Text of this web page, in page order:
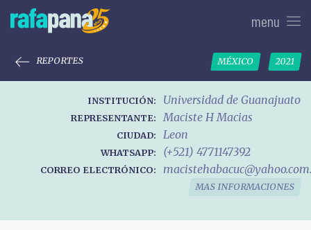
menu
REPORTES MÉXICO 2021
INSTITUCIÓN: Universidad de Guanajuato
REPRESENTANTE: Maciste H Macias
CIUDAD: Leon
WHATSAPP: (+521) 4771147392
CORREO ELECTRÓNICO:
MAS INFORMACIONES